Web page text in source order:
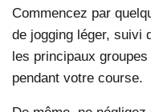
Commencez par
de jogging léger, suivi
les principaux
pendant votre course.